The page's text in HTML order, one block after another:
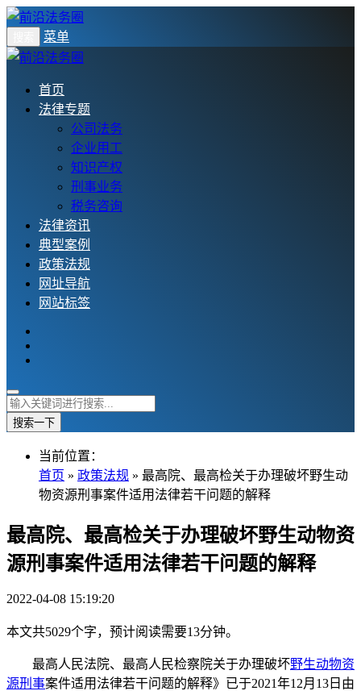
菜单
首页
法律专题
公司法务
企业用工
知识产权
刑事业务
税务咨询
法律资讯
典型案例
政策法规
网址导航
网站标签
搜索一下
当前位置：
首页 » 政策法规 » 最高院、最高检关于办理破坏野生动
物资源刑事案件适用法律若干问题的解释
最高院、最高检关于办理破坏野生动物资
源刑事案件适用法律若干问题的解释
2022-04-08 15:19:20
本文共5029个字，预计阅读需要13分钟。
最高人民法院、最高人民检察院关于办理破坏野生动物资
源刑事案件适用法律若干问题的解释》已于2021年12月13日由